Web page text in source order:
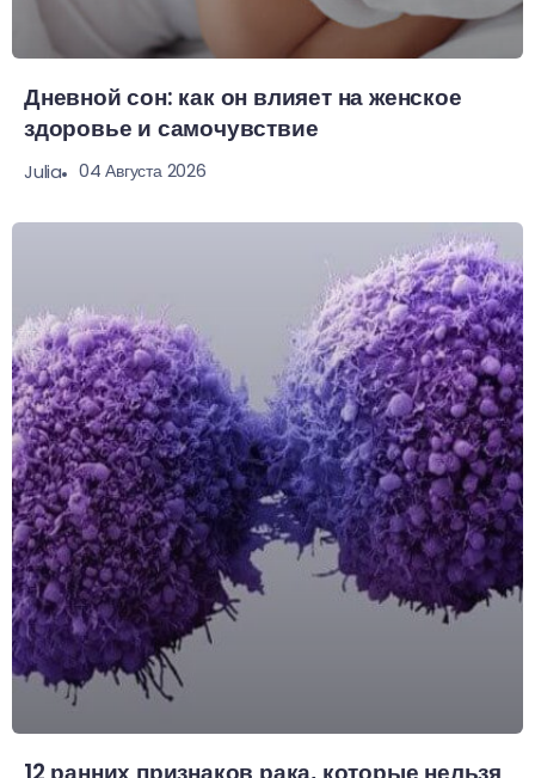
Дневной сон: как он влияет на женское
здоровье и самочувствие
Julia 04 Августа 2026